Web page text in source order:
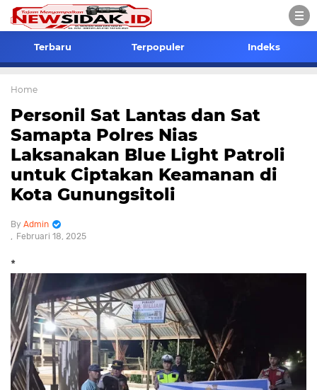
Terbaru Terpopuler Indeks
Home
Personil Sat Lantas dan Sat
Samapta Polres Nias
Laksanakan Blue Light Patroli
untuk Ciptakan Keamanan di
Kota Gunungsitoli
Admin
Februari 18, 2025
*